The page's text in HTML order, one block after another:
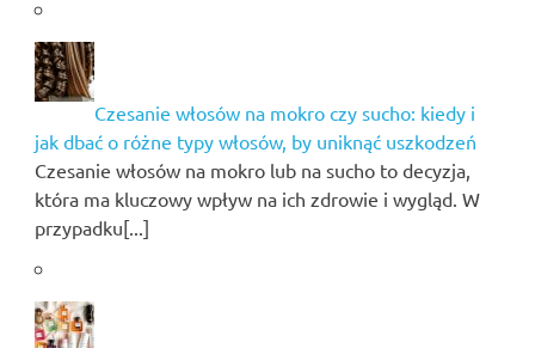
Czesanie włosów na mokro czy sucho: kiedy i
jak dbać o różne typy włosów, by uniknąć uszkodzeń
Czesanie włosów na mokro lub na sucho to decyzja,
która ma kluczowy wpływ na ich zdrowie i wygląd. W
przypadku[...]